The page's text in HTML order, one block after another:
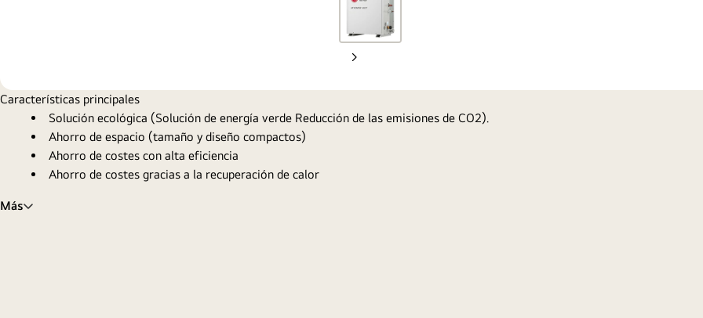
Diapositiva
Características principales
Solución ecológica (Solución de energía verde Reducción de las emisiones de CO2).
Ahorro de espacio (tamaño y diseño compactos)
Ahorro de costes con alta eficiencia
Ahorro de costes gracias a la recuperación de calor
Más